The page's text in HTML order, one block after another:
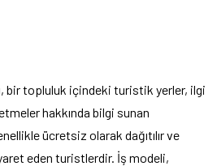
bir topluluk içindeki turistik yerler, ilgi
hakkında bilgi sunan
ücretsiz olarak dağıtılır ve
eden turistlerdir. İş modeli,